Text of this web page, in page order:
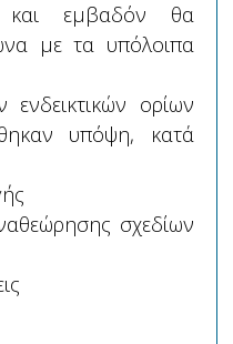
και εμβαδόν θα
με τα υπόλοιπα
ορίων
υπόψη, κατά
σχεδίων